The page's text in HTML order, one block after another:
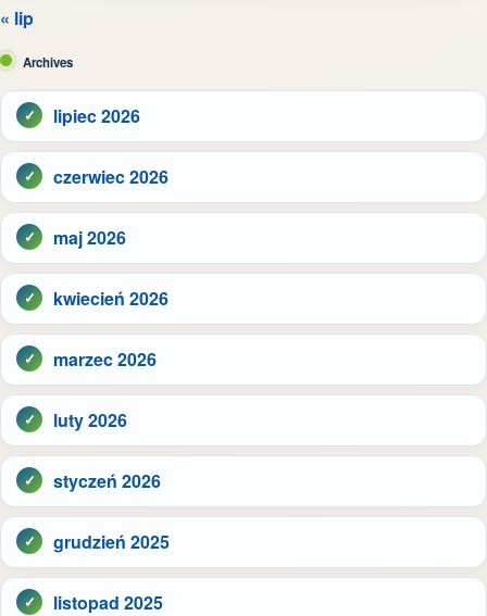
« lip
Archives
lipiec 2026
czerwiec 2026
maj 2026
kwiecień 2026
marzec 2026
luty 2026
styczeń 2026
grudzień 2025
listopad 2025